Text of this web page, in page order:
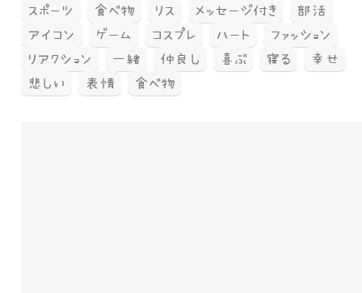
スポーツ
食べ物 リス メッセージ付き
部活
アイコン
ゲーム コスプレ ハート
ファッション
リアクション
一緒 仲良し 喜ぶ 寝る
幸せ
悲しい
表情 食べ物